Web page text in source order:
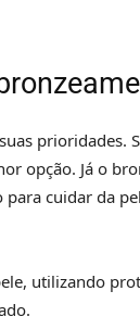
prioridades.
opção. Já o
cuidar da
utilizando